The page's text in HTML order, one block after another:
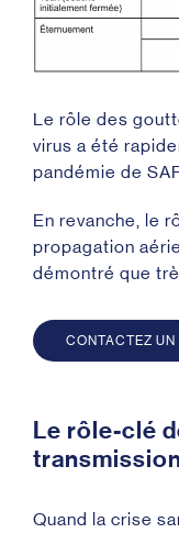
Le rôle des
virus a été
pandémie de
En revanche, le
propagation
démontré que
CONTACTEZ UN
Le rôle-clé
Quand la crise